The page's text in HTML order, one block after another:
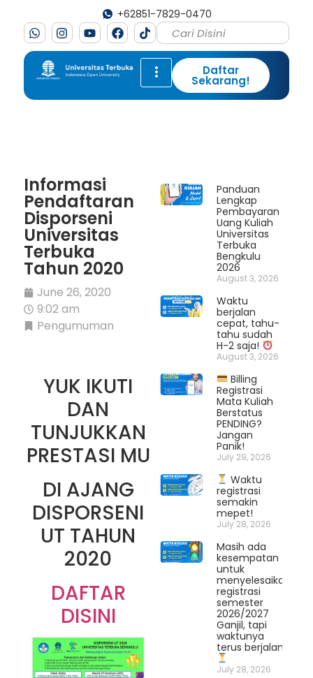
+62851-7829-0470
Daftar
Sekarang!
Informasi
Pendaftaran
Disporseni
Universitas
Terbuka
Tahun 2020
June 26, 2020
9:02 am
Pengumuman
YUK IKUTI
DAN
TUNJUKKAN
PRESTASI MU
DI AJANG
DISPORSENI
UT TAHUN
2020
DAFTAR
DISINI
Panduan
Lengkap
Pembayaran
Uang Kuliah
Universitas
Terbuka
Bengkulu
2026
August 3, 2026
Waktu
berjalan
cepat, tahu-
tahu sudah
H-2 saja!
August 3, 2026
Billing
Registrasi
Mata Kuliah
Berstatus
PENDING?
Jangan
Panik!
July 29, 2026
Waktu
registrasi
semakin
mepet!
July 28, 2026
Masih ada
kesempatan
untuk
menyelesaikan
registrasi
semester
2026/2027
Ganjil, tapi
waktunya
terus berjalan.
July 28, 2026